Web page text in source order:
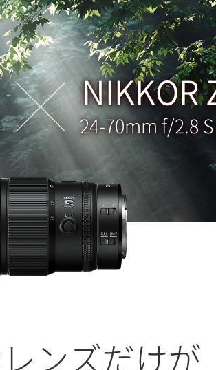
NIKKOR
24-70mm f/2.8 S
ンズだけが